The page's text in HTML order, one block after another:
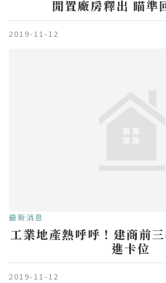
閒置廠房釋出 瞄準
2019-11-12
最新消息
工業地產熱呼呼！建商前
進卡位
2019-11-12